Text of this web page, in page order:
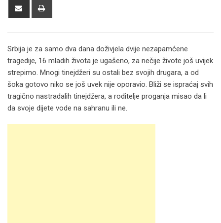
Share
Srbija je za samo dva dana doživjela dvije nezapamćene
tragedije, 16 mladih života je ugašeno, za nečije živote još uvijek
strepimo. Mnogi tinejdžeri su ostali bez svojih drugara, a od
šoka gotovo niko se još uvek nije oporavio. Bliži se ispraćaj svih
tragično nastradalih tinejdžera, a roditelje proganja misao da li
da svoje dijete vode na sahranu ili ne.